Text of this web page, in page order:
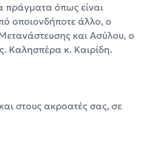
πράγματα όπως είναι
οποιονδήποτε άλλο, ο
και Ασύλου, ο
Καλησπέρα κ. Καιρίδη.
στους ακροατές σας, σε